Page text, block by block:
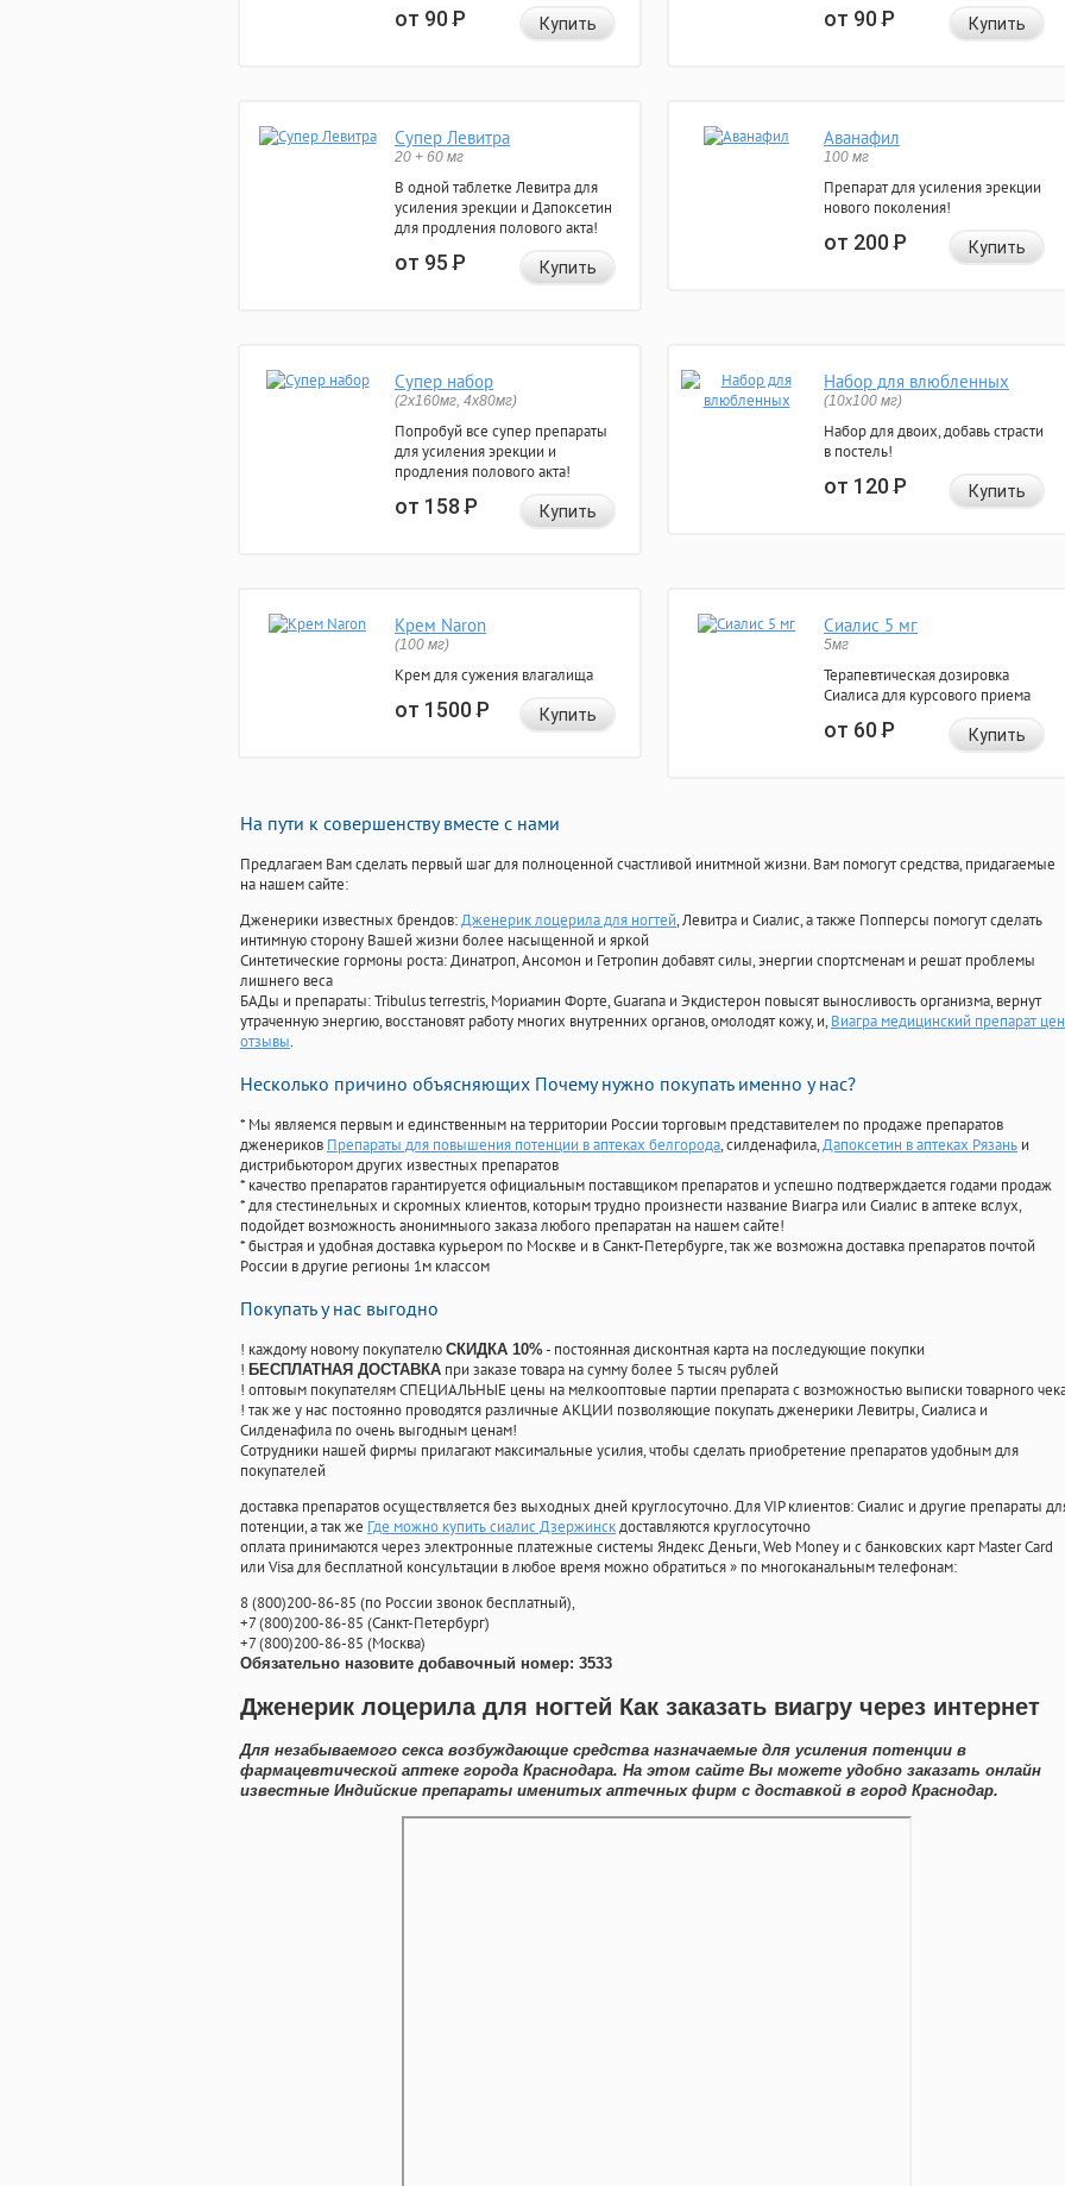
от 90Р Купить от 90Р Купить
Супер Левитра
20 + 60 мг
В одной таблетке Левитра для
усиления эрекции и Дапоксетин
для продления полового акта!
от 95Р Купить
Аванафил
100 мг
Препарат для усиления эрекции
нового поколения!
от 200Р Купить
Супер набор
(2х160мг, 4х80мг)
Попробуй все супер препараты
для усиления эрекции и
продления полового акта!
от 158Р Купить
Набор для влюбленных
(10х100 мг)
Набор для двоих, добавь страсти
в постель!
от 120Р Купить
Крем Naron
(100 мг)
Крем для сужения влагалища
от 1500Р Купить
Сиалис 5 мг
5мг
Терапевтическая дозировка
Сиалиса для курсового приема
от 60Р Купить
На пути к совершенству вместе с нами
Предлагаем Вам сделать первый шаг для полноценной счастливой инитмной жизни. Вам помогут средства, придагаемые
на нашем сайте:
Дженерики известных брендов:Дженерик лоцерила для ногтей, Левитра и Сиалис, а также Попперсы помогут сделать
интимную сторону Вашей жизни более насыщенной и яркой
Синтетические гормоны роста: Динатроп, Ансомон и Гетропин добавят силы, энергии спортсменам и решат проблемы
лишнего веса
БАДы и препараты:Tribulus terrestris, Мориамин Форте, Guarana и Экдистерон повысят выносливость организма, вернут
утраченную энергию, восстановят работу многих внутренних органов, омолодят кожу, и, Виагра медицинский препарат
отзывы.
Несколько причино объясняющих Почему нужно покупать именно у нас?
* Мы являемся первым и единственным на территории России торговым представителем по продаже препаратов
дженериков Препараты для повышения потенции в аптеках белгорода, силденафила,Дапоксетин в аптеках Рязань и
дистрибьютором других известных препаратов
* качество препаратов гарантируется официальным поставщиком препаратов и успешно подтверждается годами продаж
* для стестинельных и скромных клиентов, которым трудно произнести название Виагра или Сиалис в аптеке вслух,
подойдет возможность анонимныого заказа любого препаратан на нашем сайте!
* быстрая и удобная доставка курьером по Москве и в Санкт-Петербурге, так же возможна доставка препаратов почтой
России в другие регионы 1м классом
Покупать у нас выгодно
! каждому новому покупателю СКИДКА 10%- постоянная дисконтная карта на последующие покупки
! БЕСПЛАТНАЯ ДОСТАВКА при заказе товара на сумму более 5 тысяч рублей
! оптовым покупателям СПЕЦИАЛЬНЫЕ цены на мелкооптовые партии препарата с возможностью выписки товарного
! так же у нас постоянно проводятся различные АКЦИИ позволяющие покупать дженерики Левитры, Сиалиса и
Силденафила по очень выгодным ценам!
Cотрудники нашей фирмы прилагают максимальные усилия, чтобы сделать приобретение препаратов удобным для
покупателей
доставка препаратов осуществляется без выходных дней круглосуточно. Для VIP клиентов: Сиалис и другие препараты
потенции, а так же Где можно купить сиалис Дзержинскдоставляются круглосуточно
оплата принимаются через электронные платежные системы Яндекс Деньги, Web Money и с банковских карт Master Card
или Visa для бесплатной консультации в любое время можно обратиться» по многоканальным телефонам:
8(800)200-86-85 (по России звонок бесплатный),
+7(800)200-86-85 (Санкт-Петербург)
+7(800)200-86-85 (Москва)
Обязательно назовите добавочный номер: 3533
Дженерик лоцерила для ногтей Как заказать виагру через интернет
Для незабываемого секса возбуждающие средства назначаемые для усиления потенции в
фармацевтической аптеке города Краснодара. На этом сайте Вы можете удобно заказать онлайн
известные Индийские препараты именитых аптечных фирм с доставкой в город Краснодар.